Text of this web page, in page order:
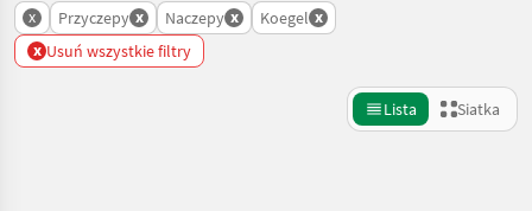
x Przyczepy x Naczepy x Koegel x
x Usuń wszystkie filtry
Lista Siatka